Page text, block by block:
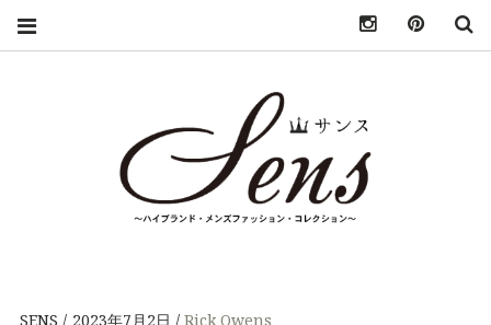
COLLECTION（ハ
SENS 2023年7月2日 Rick Owens
INSTAGRAM